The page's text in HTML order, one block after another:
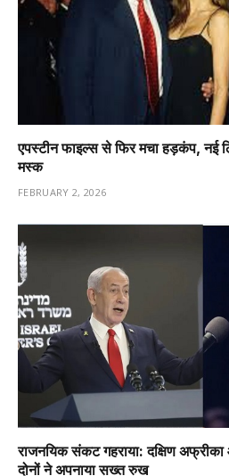
एपस्टीन फाइल्स से फिर मचा हड़कंप, नई
मस्क
FEBRUARY 2, 2026
राजनयिक संकट गहराया: दक्षिण
दोनों ने अपनाया सख्त रुख